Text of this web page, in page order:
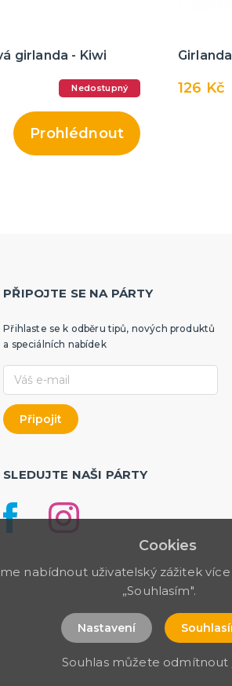
girlanda - Kiwi
Nedostupný
Prohlédnout
126 Kč
PŘIPOJTE SE NA PÁRTY
Přihlaste se k odběru tipů, nových produktů
a speciálních nabídek
SLEDUJTE NAŠI PÁRTY
Cookies
nabídnout uživatelský zážitek
„Souhlasím".
Nastavení
Souhlas můžete odmítnout